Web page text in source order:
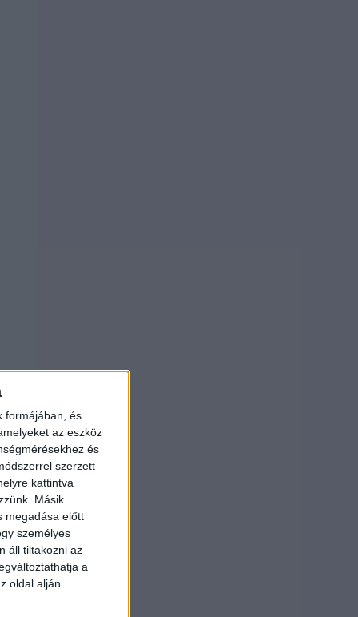
formájában, és
az eszköz
és
szerzett
kattintva
Másik
megadása előtt
személyes
áll tiltakozni az
a
oldal alján